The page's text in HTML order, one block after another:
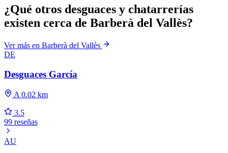
¿Qué otros desguaces y chatarrerías
existen cerca de Barberà del Vallès?
Ver más en Barberà del Vallès
DE
Desguaces García
A 0.02 km
3.5
99 reseñas
AU